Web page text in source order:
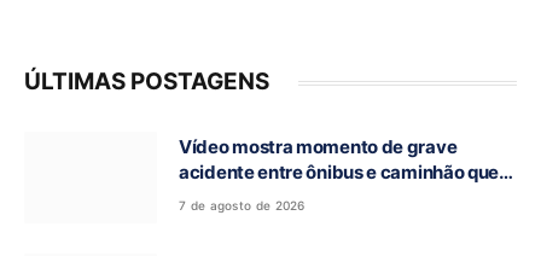
ÚLTIMAS POSTAGENS
Vídeo mostra momento de grave
acidente entre ônibus e caminhão que
deixou cinco mortos na GO-010, em
7 de agosto de 2026